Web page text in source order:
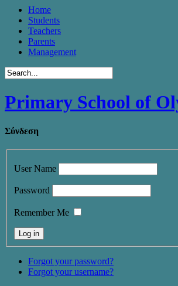
Home
Students
Teachers
Parents
Management
Primary School of
Σύνδεση
User Name
Password
Remember Me
Forgot your password?
Forgot your username?